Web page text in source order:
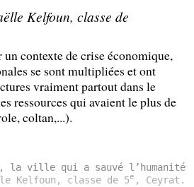
Kelfoun, classe de
un contexte de crise économique,
se sont multipliées et ont
vraiment partout dans le
ressources qui avaient le plus de
coltan,...).
la ville qui a sauvé l’humanité
Kelfoun, classe de 5e , Ceyrat.